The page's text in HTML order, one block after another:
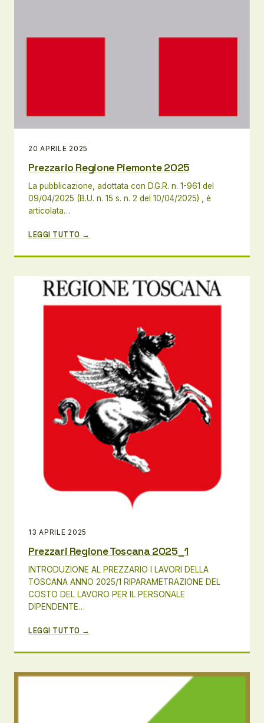
20 APRILE 2025
Prezzario Regione Piemonte 2025
La pubblicazione, adottata con D.G.R. n. 1-961 del
09/04/2025 (B.U. n. 15 s. n. 2 del 10/04/2025) , è
articolata…
LEGGI TUTTO →
13 APRILE 2025
Prezzari Regione Toscana 2025_1
INTRODUZIONE AL PREZZARIO I LAVORI DELLA
TOSCANA ANNO 2025/1 RIPARAMETRAZIONE DEL
COSTO DEL LAVORO PER IL PERSONALE
DIPENDENTE…
LEGGI TUTTO →